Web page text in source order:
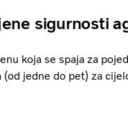
sigurnosti
koja se spaja za
jedne do pet) za